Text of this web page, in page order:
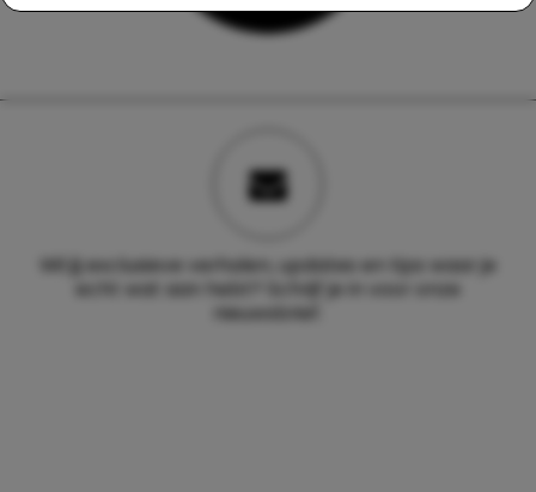
Wil jij exclusieve verhalen, updates en tips waar je
echt wat aan hebt? Schrijf je in voor onze
nieuwsbrief.